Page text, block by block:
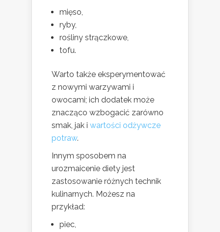
mięso,
ryby,
rośliny strączkowe,
tofu.
Warto także eksperymentować
z nowymi warzywami i
owocami; ich dodatek może
znacząco wzbogacić zarówno
smak, jak i wartości odżywcze
potraw.
Innym sposobem na
urozmaicenie diety jest
zastosowanie różnych technik
kulinarnych. Możesz na
przykład:
piec,